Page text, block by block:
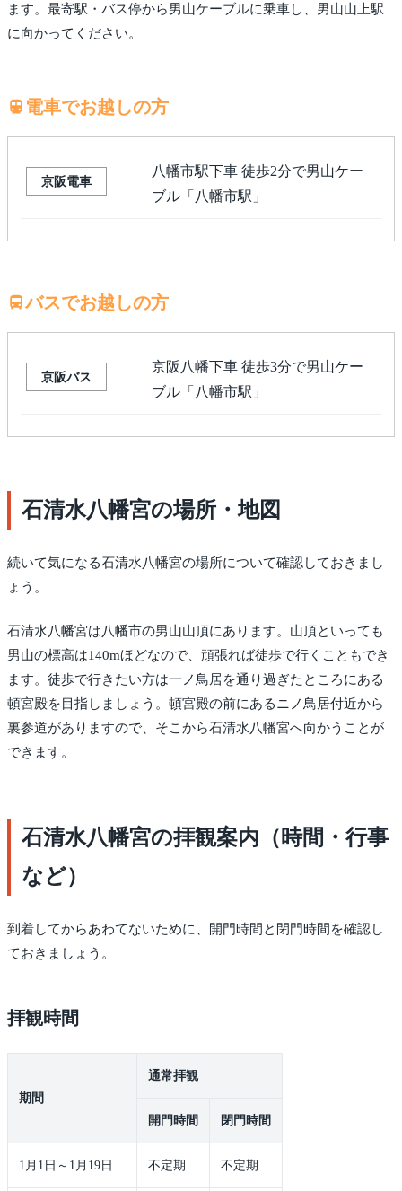
ます。最寄駅・バス停から男山ケーブルに乗車し、男山山上駅
に向かってください。
電車でお越しの方
京阪電車
八幡市駅下車 徒歩2分で男山ケー
ブル「八幡市駅」
バスでお越しの方
京阪バス
京阪八幡下車 徒歩3分で男山ケー
ブル「八幡市駅」
石清水八幡宮の場所・地図
続いて気になる石清水八幡宮の場所について確認しておきまし
ょう。
石清水八幡宮は八幡市の男山山頂にあります。山頂といっても
男山の標高は140mほどなので、頑張れば徒歩で行くこともでき
ます。徒歩で行きたい方は一ノ鳥居を通り過ぎたところにある
頓宮殿を目指しましょう。頓宮殿の前にあるニノ鳥居付近から
裏参道がありますので、そこから石清水八幡宮へ向かうことが
できます。
石清水八幡宮の拝観案内（時間・行事
など）
到着してからあわてないために、開門時間と閉門時間を確認し
ておきましょう。
拝観時間
期間
通常拝観
開門時間 閉門時間
1月1日～1月19日 不定期 不定期